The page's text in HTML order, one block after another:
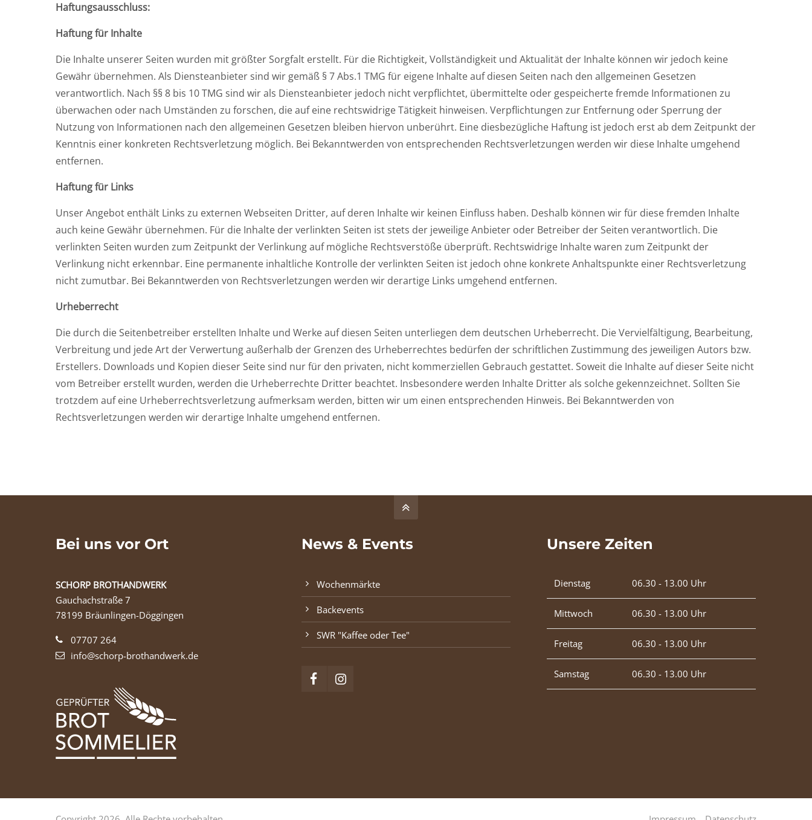
Haftungsausschluss:
Haftung für Inhalte
Die Inhalte unserer Seiten wurden mit größter Sorgfalt erstellt. Für die Richtigkeit, Vollständigkeit und Aktualität der Inhalte können wir jedoch keine
Gewähr übernehmen. Als Diensteanbieter sind wir gemäß § 7 Abs.1 TMG für eigene Inhalte auf diesen Seiten nach den allgemeinen Gesetzen
verantwortlich. Nach §§ 8 bis 10 TMG sind wir als Diensteanbieter jedoch nicht verpflichtet, übermittelte oder gespeicherte fremde Informationen zu
überwachen oder nach Umständen zu forschen, die auf eine rechtswidrige Tätigkeit hinweisen. Verpflichtungen zur Entfernung oder Sperrung der
Nutzung von Informationen nach den allgemeinen Gesetzen bleiben hiervon unberührt. Eine diesbezügliche Haftung ist jedoch erst ab dem Zeitpunkt der
Kenntnis einer konkreten Rechtsverletzung möglich. Bei Bekanntwerden von entsprechenden Rechtsverletzungen werden wir diese Inhalte umgehend
entfernen.
Haftung für Links
Unser Angebot enthält Links zu externen Webseiten Dritter, auf deren Inhalte wir keinen Einfluss haben. Deshalb können wir für diese fremden Inhalte
auch keine Gewähr übernehmen. Für die Inhalte der verlinkten Seiten ist stets der jeweilige Anbieter oder Betreiber der Seiten verantwortlich. Die
verlinkten Seiten wurden zum Zeitpunkt der Verlinkung auf mögliche Rechtsverstöße überprüft. Rechtswidrige Inhalte waren zum Zeitpunkt der
Verlinkung nicht erkennbar. Eine permanente inhaltliche Kontrolle der verlinkten Seiten ist jedoch ohne konkrete Anhaltspunkte einer Rechtsverletzung
nicht zumutbar. Bei Bekanntwerden von Rechtsverletzungen werden wir derartige Links umgehend entfernen.
Urheberrecht
Die durch die Seitenbetreiber erstellten Inhalte und Werke auf diesen Seiten unterliegen dem deutschen Urheberrecht. Die Vervielfältigung, Bearbeitung,
Verbreitung und jede Art der Verwertung außerhalb der Grenzen des Urheberrechtes bedürfen der schriftlichen Zustimmung des jeweiligen Autors bzw.
Erstellers. Downloads und Kopien dieser Seite sind nur für den privaten, nicht kommerziellen Gebrauch gestattet. Soweit die Inhalte auf dieser Seite nicht
vom Betreiber erstellt wurden, werden die Urheberrechte Dritter beachtet. Insbesondere werden Inhalte Dritter als solche gekennzeichnet. Sollten Sie
trotzdem auf eine Urheberrechtsverletzung aufmerksam werden, bitten wir um einen entsprechenden Hinweis. Bei Bekanntwerden von
Rechtsverletzungen werden wir derartige Inhalte umgehend entfernen.
Bei uns vor Ort
SCHORP BROTHANDWERK
Gauchachstraße 7
78199 Bräunlingen-Döggingen
07707 264
info@schorp-brothandwerk.de
News & Events
Wochenmärkte
Backevents
SWR "Kaffee oder Tee"
Unsere Zeiten
Dienstag 06.30 - 13.00 Uhr
Mittwoch 06.30 - 13.00 Uhr
Freitag 06.30 - 13.00 Uhr
Samstag 06.30 - 13.00 Uhr